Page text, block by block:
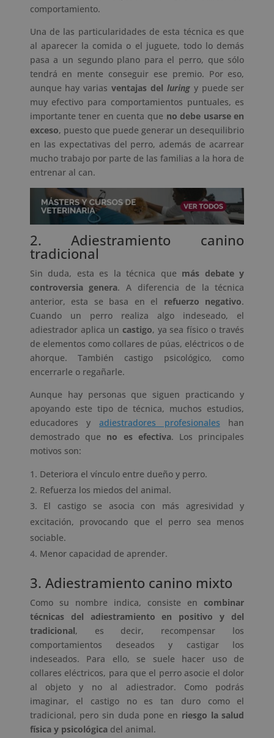
comportamiento.
Una de las particularidades de esta técnica es que
al aparecer la comida o el juguete, todo lo demás
pasa a un segundo plano para el perro, que sólo
tendrá en mente conseguir ese premio. Por eso,
aunque hay variasventajas del luringy puede ser
muy efectivo para comportamientos puntuales, es
importante tener en cuenta que no debe usarse en
exceso, puesto que puede generar un desequilibrio
en las expectativas del perro, además de acarrear
mucho trabajo por parte de las familias a la hora de
entrenar al can.
2. Adiestramiento canino
tradicional
Sin duda, esta es la técnica que más debate y
controversia genera. A diferencia de la técnica
anterior, esta se basa en el refuerzo negativo.
Cuando un perro realiza algo indeseado, el
adiestrador aplica un castigo, ya sea físico o través
de elementos como collares de púas, eléctricos o de
ahorque. También castigo psicológico, como
encerrarle o regañarle.
Aunque hay personas que siguen practicando y
apoyando este tipo de técnica, muchos estudios,
educadores y adiestradores profesionales han
demostrado que no es efectiva. Los principales
motivos son:
Deteriora el vínculo entre dueño y perro.
Refuerza los miedos del animal.
El castigo se asocia con más agresividad y
excitación, provocando que el perro sea menos
sociable.
Menor capacidad de aprender.
3. Adiestramiento canino mixto
Como su nombre indica, consiste encombinar
técnicas del adiestramiento en positivo y del
tradicional, es decir, recompensar los
comportamientos deseados y castigar los
indeseados. Para ello, se suele hacer uso de
collares eléctricos, para que el perro asocie el dolor
al objeto y no al adiestrador. Como podrás
imaginar, el castigo no es tan duro como el
tradicional, pero sin duda pone en riesgo la salud
física y psicológicadel animal.